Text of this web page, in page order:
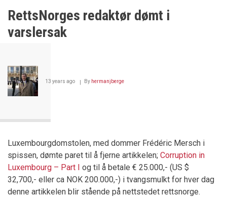
mot
tingrettsdommer
Tor
RettsNorges redaktør dømt i
varslersak
13 years ago By hermanjberge
Luxembourgdomstolen, med dommer Frédéric Mersch i
spissen, dømte paret til å fjerne artikkelen; Corruption in
Luxembourg – Part I og til å betale € 25.000,- (US $
32,700,- eller ca NOK 200.000,-) i tvangsmulkt for hver dag
denne artikkelen blir stående på nettstedet rettsnorge.